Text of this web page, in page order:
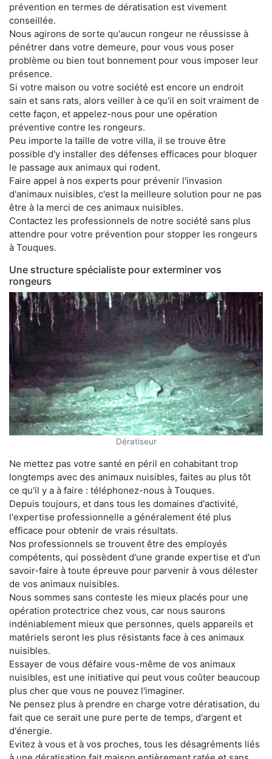
prévention en termes de dératisation est vivement
conseillée.
Nous agirons de sorte qu'aucun rongeur ne réussisse à
pénétrer dans votre demeure, pour vous vous poser
problème ou bien tout bonnement pour vous imposer leur
présence.
Si votre maison ou votre société est encore un endroit
sain et sans rats, alors veiller à ce qu'il en soit vraiment de
cette façon, et appelez-nous pour une opération
préventive contre les rongeurs.
Peu importe la taille de votre villa, il se trouve être
possible d'y installer des défenses efficaces pour bloquer
le passage aux animaux qui rodent.
Faire appel à nos experts pour prévenir l'invasion
d'animaux nuisibles, c'est la meilleure solution pour ne pas
être à la merci de ces animaux nuisibles.
Contactez les professionnels de notre société sans plus
attendre pour votre prévention pour stopper les rongeurs
à Touques.
Une structure spécialiste pour exterminer vos
rongeurs
Dératiseur
Ne mettez pas votre santé en péril en cohabitant trop
longtemps avec des animaux nuisibles, faites au plus tôt
ce qu'il y a à faire : téléphonez-nous à Touques.
Depuis toujours, et dans tous les domaines d'activité,
l'expertise professionnelle a généralement été plus
efficace pour obtenir de vrais résultats.
Nos professionnels se trouvent être des employés
compétents, qui possèdent d'une grande expertise et d'un
savoir-faire à toute épreuve pour parvenir à vous délester
de vos animaux nuisibles.
Nous sommes sans conteste les mieux placés pour une
opération protectrice chez vous, car nous saurons
indéniablement mieux que personnes, quels appareils et
matériels seront les plus résistants face à ces animaux
nuisibles.
Essayer de vous défaire vous-même de vos animaux
nuisibles, est une initiative qui peut vous coûter beaucoup
plus cher que vous ne pouvez l'imaginer.
Ne pensez plus à prendre en charge votre dératisation, du
fait que ce serait une pure perte de temps, d'argent et
d'énergie.
Evitez à vous et à vos proches, tous les désagréments liés